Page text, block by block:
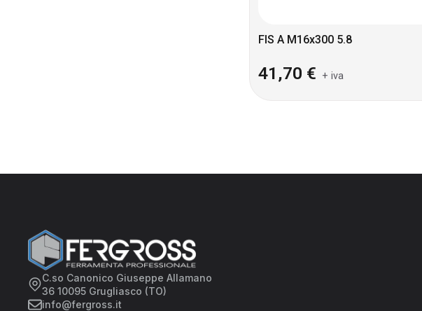
FIS A M16x300 5.8
41,70 € + iva
C.so Canonico Giuseppe Allamano
36 10095 Grugliasco (TO)
info@fergross.it